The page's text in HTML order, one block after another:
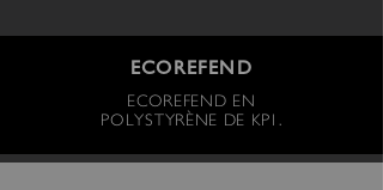
ECOREFEND
ECOREFEND EN
POLYSTYRÈNE DE KP1.